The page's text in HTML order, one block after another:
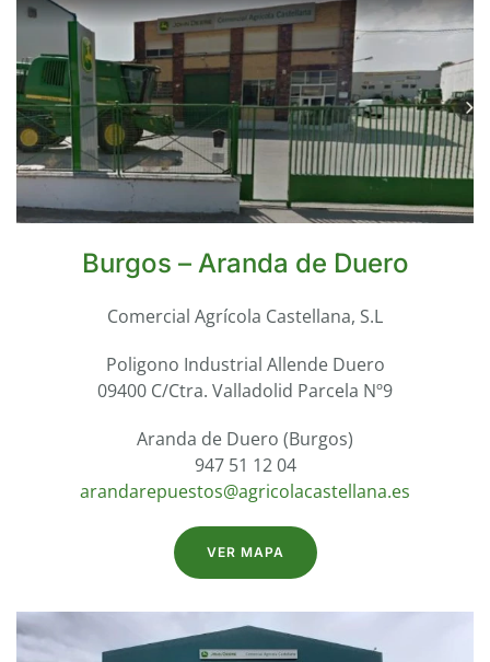
Burgos – Aranda de Duero
Comercial Agrícola Castellana, S.L
Poligono Industrial Allende Duero
09400 C/Ctra. Valladolid Parcela Nº9
Aranda de Duero (Burgos)
947 51 12 04
arandarepuestos@agricolacastellana.es
VER MAPA